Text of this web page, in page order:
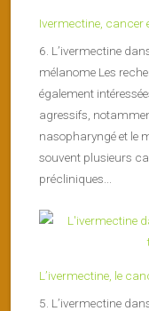
Ivermectine, cancer
6. L’ivermectine
mélanome Les
également
agressifs,
nasopharyngé et le
souvent plusieurs
précliniques...
L’ivermectine, le
5. L’ivermectine